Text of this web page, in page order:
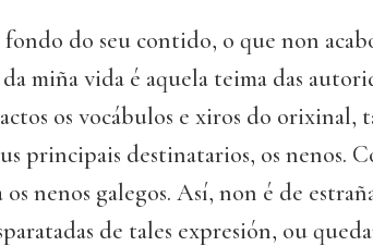
do seu contido, o que non
da miña vida é aquela teima das
os vocábulos e xiros do orixinal,
principais destinatarios, os nenos.
nenos galegos. Así, non é de
de tales expresión, ou